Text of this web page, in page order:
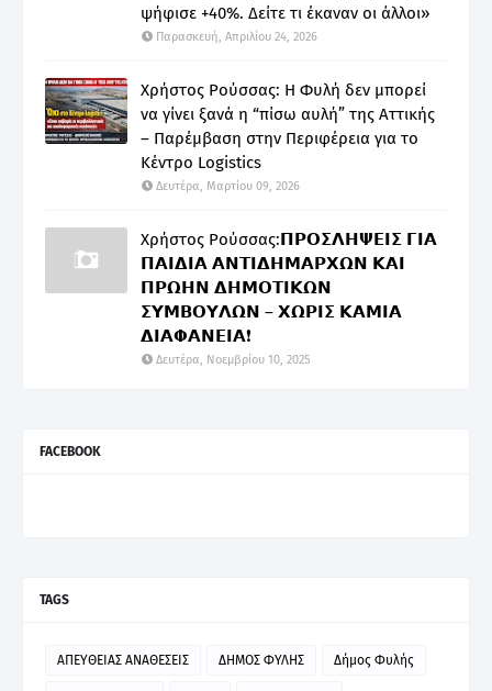
ψήφισε +40%. Δείτε τι έκαναν οι άλλοι»
Παρασκευή, Απριλίου 24, 2026
Χρήστος Ρούσσας: Η Φυλή δεν μπορεί
να γίνει ξανά η “πίσω αυλή” της Αττικής
– Παρέμβαση στην Περιφέρεια για το
Κέντρο Logistics
Δευτέρα, Μαρτίου 09, 2026
Χρήστος Ρούσσας:𝝥𝝦𝝤𝝨𝝠𝝜𝝭𝝚𝝞𝝨 𝝘𝝞𝝖
𝝥𝝖𝝞𝝙𝝞𝝖 𝝖𝝢𝝩𝝞𝝙𝝜𝝡𝝖𝝦𝝬𝝮𝝢 𝝟𝝖𝝞
𝝥𝝦𝝮𝝜𝝢 𝝙𝝜𝝡𝝤𝝩𝝞𝝟𝝮𝝢
𝝨𝝪𝝡𝝗𝝤𝝪𝝠𝝮𝝢 – 𝝬𝝮𝝦𝝞𝝨 𝝟𝝖𝝡𝝞𝝖
𝝙𝝞𝝖𝝫𝝖𝝢𝝚𝝞𝝖❗
Δευτέρα, Νοεμβρίου 10, 2025
FACEBOOK
TAGS
ΑΠΕΥΘΕΙΑΣ ΑΝΑΘΕΣΕΙΣ ΔΗΜΟΣ ΦΥΛΗΣ Δήμος Φυλής